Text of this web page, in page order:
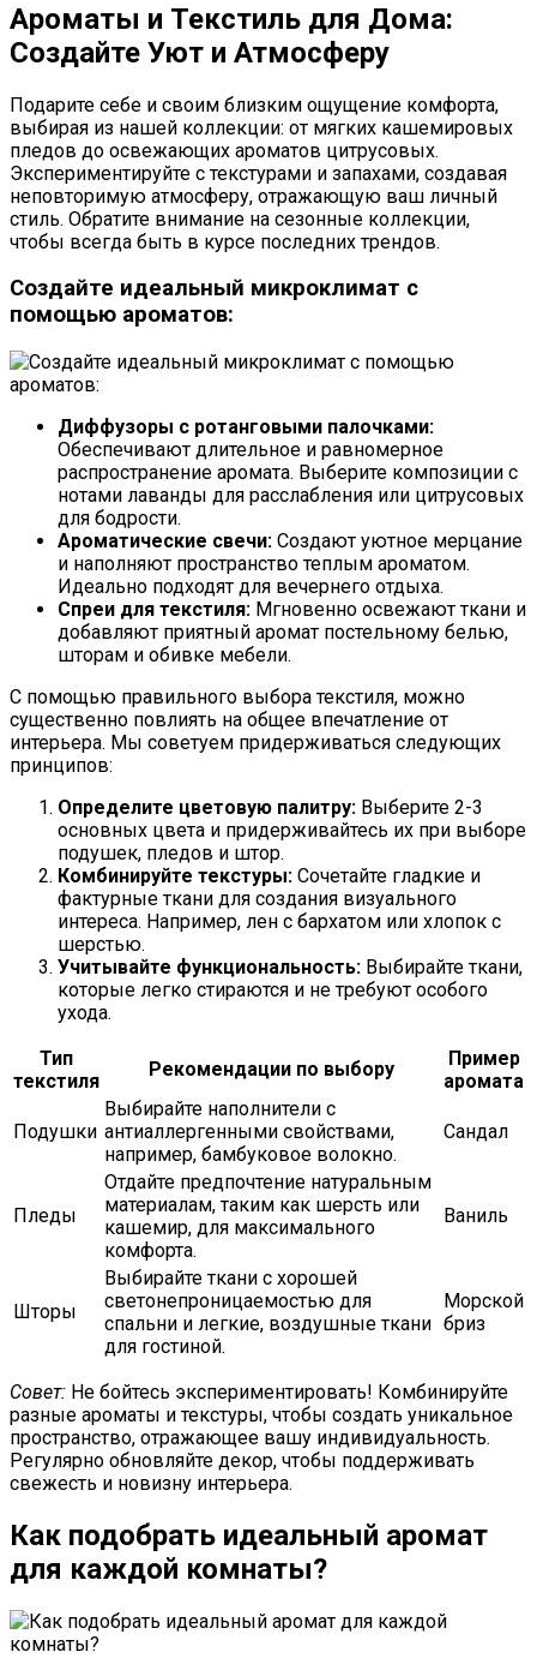
Ароматы и Текстиль для Дома:
Создайте Уют и Атмосферу
Подарите себе и своим близким ощущение комфорта,
выбирая из нашей коллекции: от мягких кашемировых
пледов до освежающих ароматов цитрусовых.
Экспериментируйте с текстурами и запахами, создавая
неповторимую атмосферу, отражающую ваш личный
стиль. Обратите внимание на сезонные коллекции,
чтобы всегда быть в курсе последних трендов.
Создайте идеальный микроклимат с
помощью ароматов:
Диффузоры с ротанговыми палочками:
Обеспечивают длительное и равномерное
распространение аромата. Выберите композиции с
нотами лаванды для расслабления или цитрусовых
для бодрости.
Ароматические свечи: Создают уютное мерцание
и наполняют пространство теплым ароматом.
Идеально подходят для вечернего отдыха.
Спреи для текстиля: Мгновенно освежают ткани и
добавляют приятный аромат постельному белью,
шторам и обивке мебели.
С помощью правильного выбора текстиля, можно
существенно повлиять на общее впечатление от
интерьера. Мы советуем придерживаться следующих
принципов:
Определите цветовую палитру: Выберите 2-3
основных цвета и придерживайтесь их при выборе
подушек, пледов и штор.
Комбинируйте текстуры: Сочетайте гладкие и
фактурные ткани для создания визуального
интереса. Например, лен с бархатом или хлопок с
шерстью.
Учитывайте функциональность: Выбирайте ткани,
которые легко стираются и не требуют особого
ухода.
Тип
текстиля
Рекомендации по выбору
Пример
аромата
Подушки
Выбирайте наполнители с
антиаллергенными свойствами,
например, бамбуковое волокно.
Сандал
Пледы
Отдайте предпочтение натуральным
материалам, таким как шерсть или
кашемир, для максимального
комфорта.
Ваниль
Шторы
Выбирайте ткани с хорошей
светонепроницаемостью для
спальни и легкие, воздушные ткани
для гостиной.
Морской
бриз
Совет: Не бойтесь экспериментировать! Комбинируйте
разные ароматы и текстуры, чтобы создать уникальное
пространство, отражающее вашу индивидуальность.
Регулярно обновляйте декор, чтобы поддерживать
свежесть и новизну интерьера.
Как подобрать идеальный аромат
для каждой комнаты?